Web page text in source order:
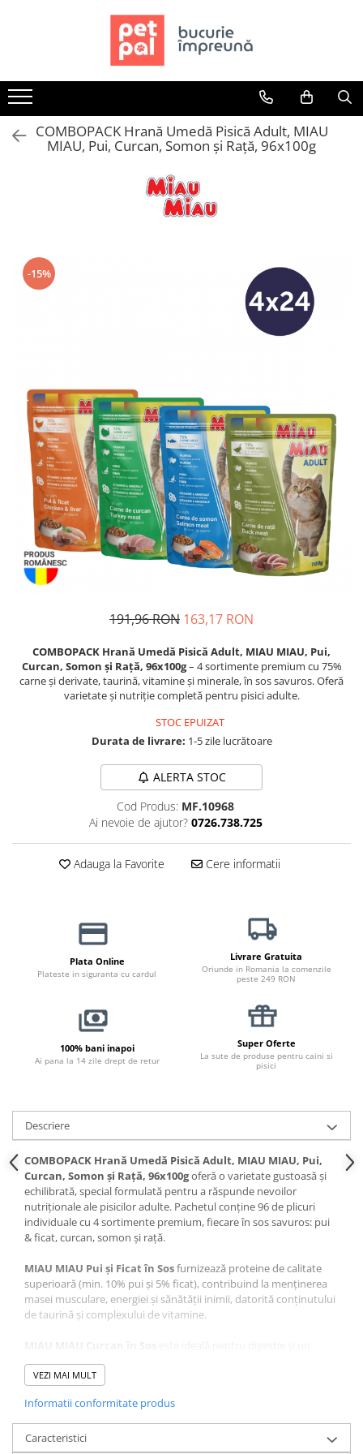
Câini
Hrană Uscată Câini
Câine Junior
Câine Adult
Diete Veterinare Câini
Uscată
Proteice
Cremoase
Semi-umede
Pernuțe
Îngrijire Câini
Covorașe Igienice Câini
Igienă Câini
Șampoane Câini
Antiparazitare Câini
Culcușuri & Saltele Câini
Castroane și Adapatori
Cuști și Genți
Hrană Uscată Pisică
Pisică Senior
Recompense Pisici
Semi-umede
Proteice
Umede
Îngrijire Pisici
Așternut Igienic Pisici
Igienă Pisici
Vitamine Pisici
Perii & Piepteni Pisici
Accesorii Pisici
Castroane & Adapatori Pisici
Cuști & Genți Pisici
Litiere Pisici
Jucării Pisici
COMBOPACK Hrană Umedă Pisică Adult, MIAU
MIAU, Pui, Curcan, Somon și Rață, 96x100g
-15%
191,96 RON 163,17 RON
COMBOPACK Hrană Umedă Pisică Adult, MIAU MIAU, Pui,
Curcan, Somon și Rață, 96x100g– 4 sortimente premium cu 75%
carne și derivate, taurină, vitamine și minerale, în sos savuros. Oferă
varietate și nutriție completă pentru pisici adulte.
STOC EPUIZAT
Durata de livrare: 1-5 zile lucrătoare
ALERTA STOC
Cod Produs: MF.10968
Ai nevoie de ajutor? 0726.738.725
Adauga la Favorite Cere informatii
Plata Online
Plateste in siguranta cu cardul
Livrare Gratuita
Oriunde in Romania la comenzile
peste 249 RON
100% bani inapoi
Ai pana la 14 zile drept de retur
Super Oferte
La sute de produse pentru caini si
pisici
Descriere
COMBOPACK Hrană Umedă Pisică Adult, MIAU MIAU, Pui,
Curcan, Somon și Rață, 96x100goferă o varietate gustoasă și
echilibrată, special formulată pentru a răspunde nevoilor
nutriționale ale pisicilor adulte. Pachetul conține 96 de plicuri
individuale cu 4 sortimente premium, fiecare în sos savuros: pui
& ficat, curcan, somon și rață.
MIAU MIAU Pui și Ficat în Sosfurnizează proteine de calitate
superioară (min. 10% pui și 5% ficat), contribuind la menținerea
masei musculare, energiei și sănătății inimii, datorită conținutului
de taurină și complexului de vitamine.
metabolism echilibrat, oferind proteine ușor de asimilat (min. 4%
curcan) și un gust apreciat chiar și de cele mai pretențioase feline.
MIAU MIAU Somon în Sosadaugă beneficiile acizilor grași
Omega-3 pentru o blană sănătoasă și lucioasă, în timp ce
somonul (min. 4%) susține sistemul imunitar și funcția cognitivă.
VEZI MAI MULT
Informatii conformitate produs
Caracteristici